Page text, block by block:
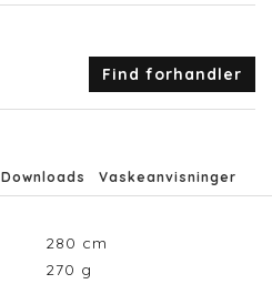
Find forhandler
Downloads Vaskeanvisninger
280 cm
270 g